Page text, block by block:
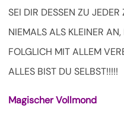
SEI DIR DESSEN ZU
NIEMALS ALS KLEINER
FOLGLICH MIT ALLEM
ALLES BIST DU SELBST!!!!!
Magischer Vollmond